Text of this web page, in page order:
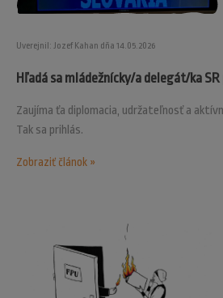
Uverejnil: Jozef Kahan dňa 14.05.2026
Hľadá sa mládežnícky/a delegát/ka
Zaujíma ťa diplomacia, udržateľnosť a
Tak sa prihlás.
Zobraziť článok »